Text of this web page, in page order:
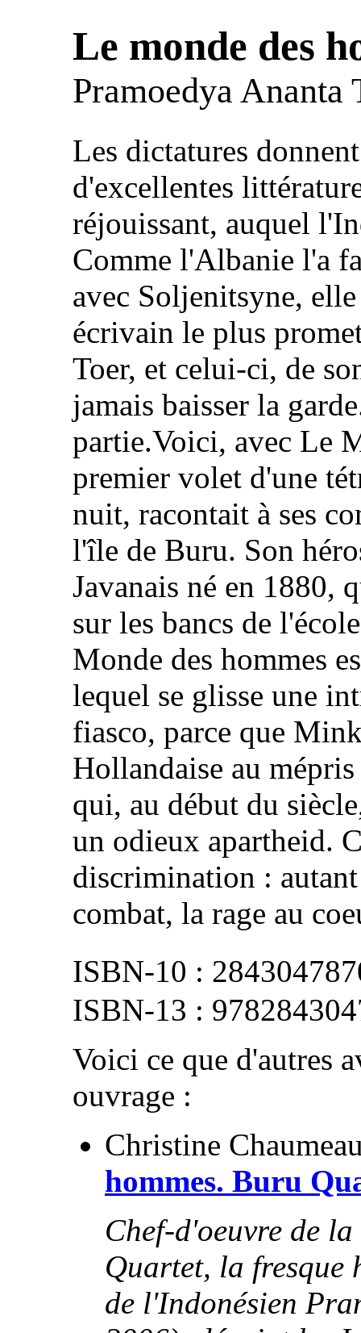
Le monde des
Pramoedya Ananta
Les dictatures
d'excellentes
réjouissant, auquel
Comme l'Albanie l'a
avec Soljenitsyne,
écrivain le plus
Toer, et celui-ci, de
jamais baisser la
partie.Voici, avec Le
premier volet d'une
nuit, racontait à ses
l'île de Buru. Son
Javanais né en 1880,
sur les bancs de
Monde des hommes
lequel se glisse une
fiasco, parce que
Hollandaise au
qui, au début du
un odieux apartheid.
discrimination :
combat, la rage au
Voici ce que d'autres
ouvrage :
Christine
hommes. Buru
Chef-d'oeuvre de
Quartet, la fresque
de l'Indonésien